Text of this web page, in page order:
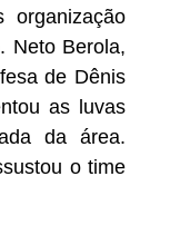
Neto Berola,
de Dênis
as luvas
da área.
o time